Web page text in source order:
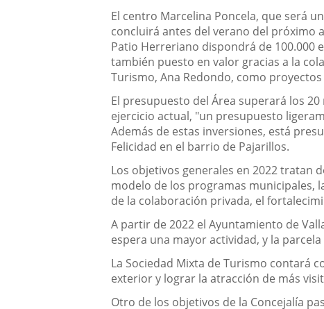
Descripción
El centro Marcelina Poncela, que será
concluirá antes del verano del próximo
Patio Herreriano dispondrá de 100.000
también puesto en valor gracias a la
Turismo, Ana Redondo, como
El presupuesto del Área superará los
ejercicio actual, "un presupuesto
Además de estas inversiones, está
Felicidad en el barrio de Pajarillos.
Los objetivos generales en 2022 tratan
modelo de los programas municipales,
de la colaboración privada, el
A partir de 2022 el Ayuntamiento de
espera una mayor actividad, y la
La Sociedad Mixta de Turismo contará
exterior y lograr la atracción de más
Otro de los objetivos de la Concejalía